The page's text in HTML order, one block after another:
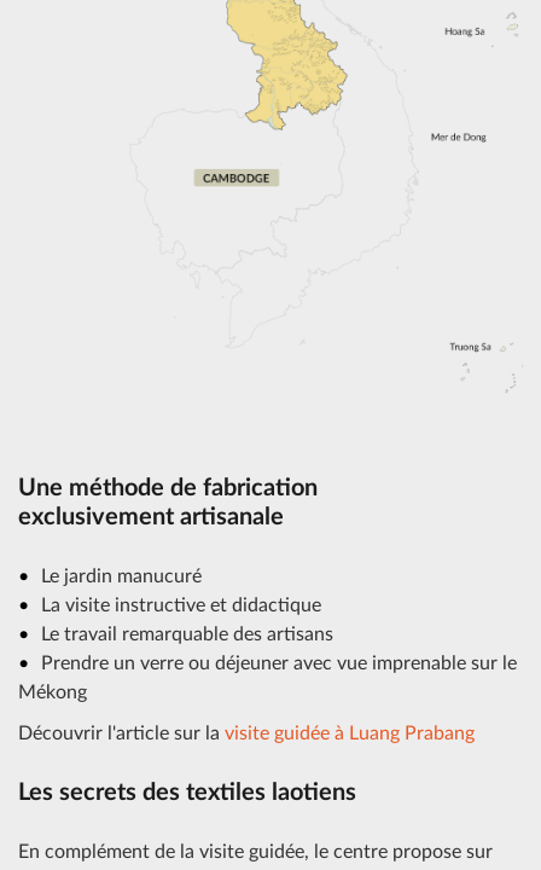
Une méthode de fabrication
exclusivement artisanale
Le jardin manucuré
La visite instructive et didactique
Le travail remarquable des artisans
Prendre un verre ou déjeuner avec vue imprenable sur le
Mékong
Découvrir l'article sur la visite guidée à Luang Prabang
Les secrets des textiles laotiens
En complément de la visite guidée, le centre propose sur